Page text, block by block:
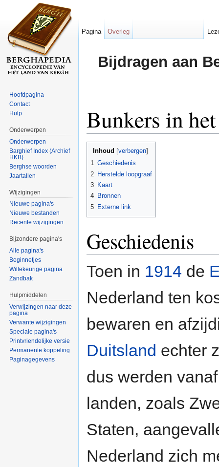
Bijdragen aan
Bunkers in
Inhoud verbergen]
1 Geschiedenis
2 Herstelde loopgraaf
3 Kaart
4 Bronnen
5 Externe link
Geschiedenis
Toen in 1914 de
Nederland ten
bewaren en
Duitsland echter
dus werden
landen, zoals
Staten,
Nederland zich
Pagina Overleg
Hoofdpagina
Contact
Hulp
Onderwerpen
Onderwerpen
Barghief Index (Archief
HKB)
Berghse woorden
Jaartallen
Wijzigingen
Nieuwe pagina's
Nieuwe bestanden
Recente wijzigingen
Bijzondere pagina's
Alle pagina's
Beginnetjes
Willekeurige pagina
Zandbak
Hulpmiddelen
Verwijzingen naar deze
pagina
Verwante wijzigingen
Speciale pagina's
Printvriendelijke versie
Permanente koppeling
Paginagegevens